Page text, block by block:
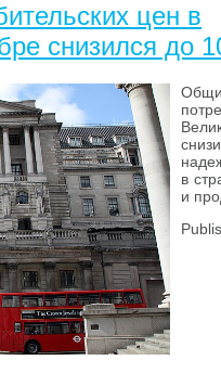
цен в
снизился до
в
и